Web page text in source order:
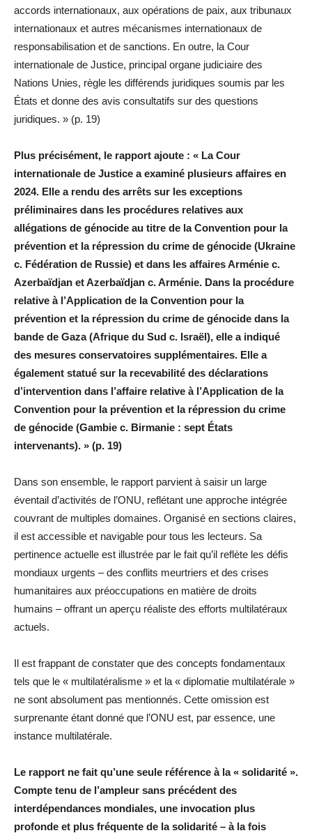
accords internationaux, aux opérations de paix, aux tribunaux
internationaux et autres mécanismes internationaux de
responsabilisation et de sanctions. En outre, la Cour
internationale de Justice, principal organe judiciaire des
Nations Unies, règle les différends juridiques soumis par les
États et donne des avis consultatifs sur des questions
juridiques. » (p. 19)
Plus précisément, le rapport ajoute : « La Cour
internationale de Justice a examiné plusieurs affaires en
2024. Elle a rendu des arrêts sur les exceptions
préliminaires dans les procédures relatives aux
allégations de génocide au titre de la Convention pour la
prévention et la répression du crime de génocide (Ukraine
c. Fédération de Russie) et dans les affaires Arménie c.
Azerbaïdjan et Azerbaïdjan c. Arménie. Dans la procédure
relative à l’Application de la Convention pour la
prévention et la répression du crime de génocide dans la
bande de Gaza (Afrique du Sud c. Israël), elle a indiqué
des mesures conservatoires supplémentaires. Elle a
également statué sur la recevabilité des déclarations
d’intervention dans l’affaire relative à l’Application de la
Convention pour la prévention et la répression du crime
de génocide (Gambie c. Birmanie : sept États
intervenants). » (p. 19)
Dans son ensemble, le rapport parvient à saisir un large
éventail d’activités de l’ONU, reflétant une approche intégrée
couvrant de multiples domaines. Organisé en sections claires,
il est accessible et navigable pour tous les lecteurs. Sa
pertinence actuelle est illustrée par le fait qu’il reflète les défis
mondiaux urgents – des conflits meurtriers et des crises
humanitaires aux préoccupations en matière de droits
humains – offrant un aperçu réaliste des efforts multilatéraux
actuels.
Il est frappant de constater que des concepts fondamentaux
tels que le « multilatéralisme » et la « diplomatie multilatérale »
ne sont absolument pas mentionnés. Cette omission est
surprenante étant donné que l’ONU est, par essence, une
instance multilatérale.
Le rapport ne fait qu’une seule référence à la « solidarité ».
Compte tenu de l’ampleur sans précédent des
interdépendances mondiales, une invocation plus
profonde et plus fréquente de la solidarité – à la fois